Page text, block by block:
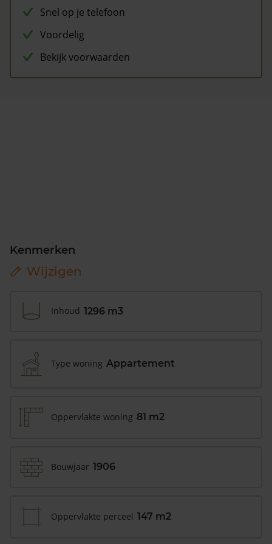
Snel op je telefoon
Voordelig
Bekijk voorwaarden
Kenmerken
Wijzigen
Inhoud 1296 m3
Type woning Appartement
Oppervlakte woning 81 m2
Bouwjaar 1906
Oppervlakte perceel 147 m2